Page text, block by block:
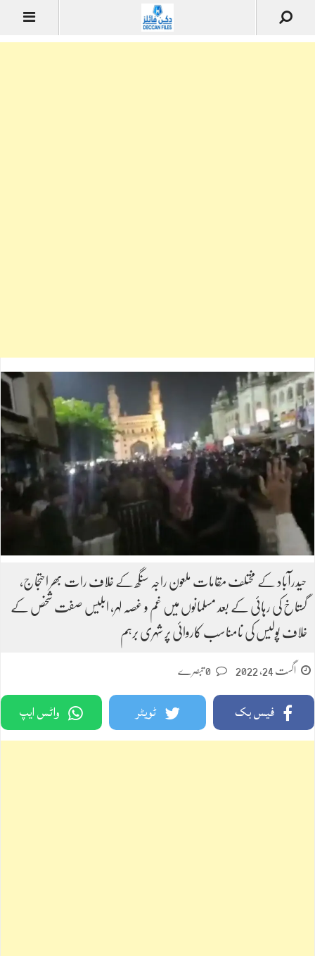
حیدرآباد کے مختلف مقامات ملعون راجہ سنگھ کے خلاف رات بھر احتجاج،
گستاخ کی رہائی کے بعد مسلمانوں میں غم و غصہ لہر، ابلیس صفت شخص کے
خلاف پولیس کی نامناسب کاروائی پر شہری برہم
اگست 24, 2022
فیس بک ٹویٹر واٹس ایپ